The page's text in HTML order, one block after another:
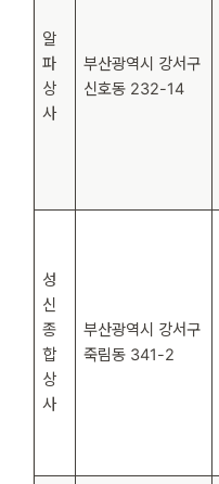
알
파
상
사
부산광역시 강서구
신호동 232-14
성
신
종
합
상
사
부산광역시 강서구
죽림동 341-2